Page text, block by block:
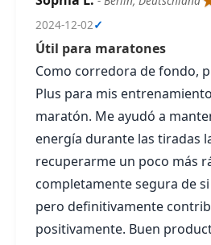
2024-12-02✓
Útil para maratones
Como corredora de fondo,
Plus para mis
maratón. Me ayudó a
energía durante las tiradas
recuperarme un poco más
completamente segura de
pero definitivamente
positivamente. Buen